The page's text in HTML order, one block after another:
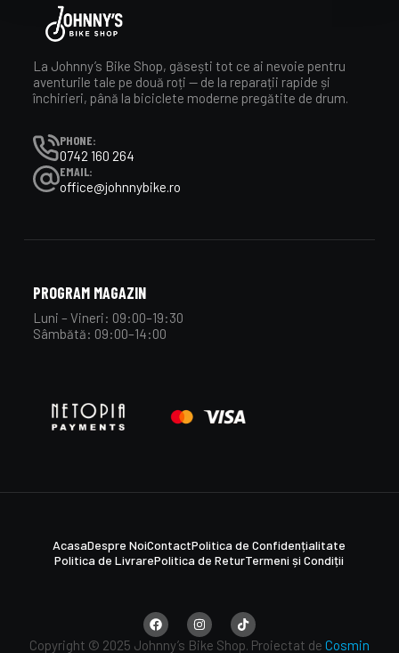
La Johnny’s Bike Shop, găsești tot ce ai nevoie pentru
aventurile tale pe două roți — de la reparații rapide și
închirieri, până la biciclete moderne pregătite de drum.
PHONE:
0742 160 264
EMAIL:
office@johnnybike.ro
PROGRAM MAGAZIN
Luni – Vineri: 09:00–19:30
Sâmbătă: 09:00–14:00
AcasaDespre NoiContactPolitica de Confidențialitate
Politica de LivrarePolitica de ReturTermeni și Condiții
Copyright © 2025 Johnny’s Bike Shop. Proiectat de Cosmin